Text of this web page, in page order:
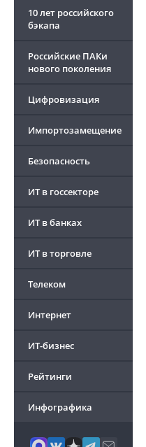
10 лет российского
бэкапа
Российские ПАКи
нового поколения
Цифровизация
Импортозамещение
Безопасность
ИТ в госсекторе
ИТ в банках
ИТ в торговле
Телеком
Интернет
ИТ-бизнес
Рейтинги
Инфографика